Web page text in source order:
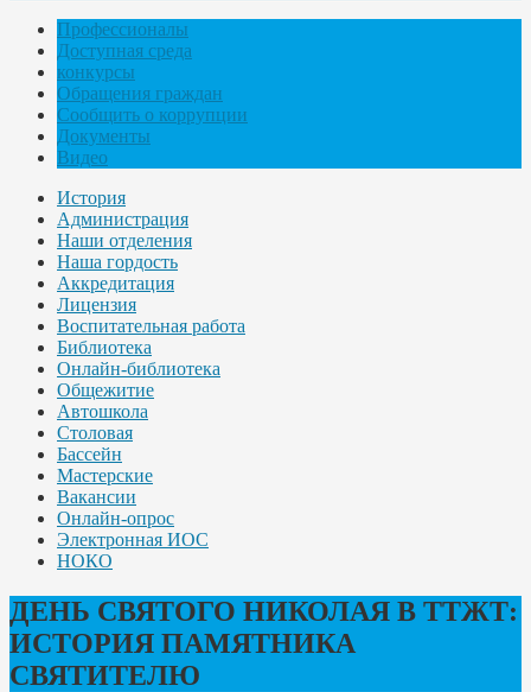
Профессионалы
Доступная среда
конкурсы
Обращения граждан
Сообщить о коррупции
Документы
Видео
История
Администрация
Наши отделения
Наша гордость
Аккредитация
Лицензия
Воспитательная работа
Библиотека
Онлайн-библиотека
Общежитие
Автошкола
Столовая
Бассейн
Мастерские
Вакансии
Онлайн-опрос
Электронная ИОС
НОКО
ДЕНЬ СВЯТОГО НИКОЛАЯ В ТТЖТ:
ИСТОРИЯ ПАМЯТНИКА
СВЯТИТЕЛЮ